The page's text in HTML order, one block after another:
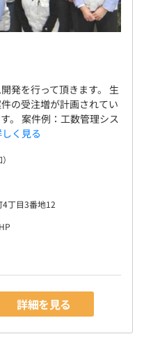
発を行って頂きます。 生
の受注増が計画されてい
。 案件例：工数管理シス
く見る
4丁目3番地12
詳細を見る